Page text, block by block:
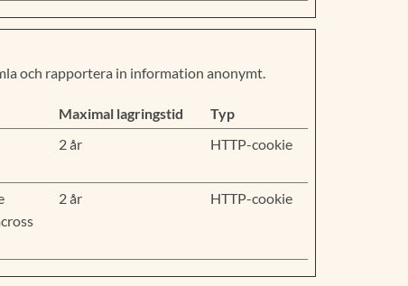
och rapportera in information anonymt.
Maximal lagringstid
Typ
2 år HTTP-cookie
2 år HTTP-cookie